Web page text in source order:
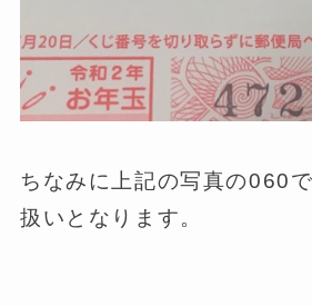
ちなみに上記の写真の060
扱いとなります。